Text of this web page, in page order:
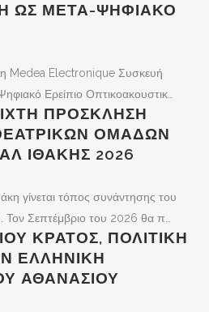
ΩΣ ΜΕΤΑ-ΨΗΦΙΑΚΌ
Medea Electronique Συσκευή
Ερείπιο Οπτικοακουστικ…
ΠΡΟΣΚΛΗΣΗ
ΟΜΑΔΩΝ
ΙΘΑΚΗΣ 2026
γίνεται τόπος συνάντησης του
Τον Σεπτέμβριο του 2026 θα π…
ΚΡΆΤΟΣ, ΠΟΛΙΤΙΚΉ
ΕΛΛΗΝΙΚΉ
ΑΘΑΝΆΣΙΟΥ